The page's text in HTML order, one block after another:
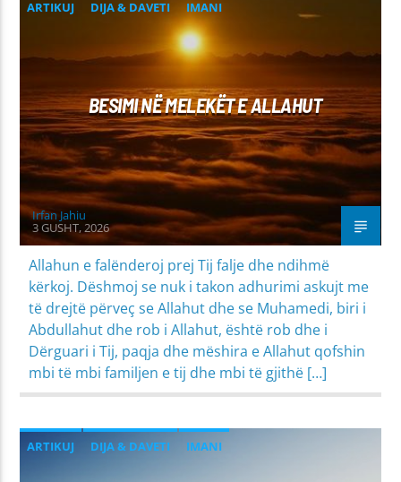
ARTIKUJ DIJA & DAVETI IMANI
BESIMI NË MELEKËT E ALLAHUT
Irfan Jahiu
3 GUSHT, 2026
Allahun e falënderoj prej Tij falje dhe ndihmë
kërkoj. Dëshmoj se nuk i takon adhurimi askujt me
të drejtë përveç se Allahut dhe se Muhamedi, biri i
Abdullahut dhe rob i Allahut, është rob dhe i
Dërguari i Tij, paqja dhe mëshira e Allahut qofshin
mbi të mbi familjen e tij dhe mbi të gjithë […]
ARTIKUJ DIJA & DAVETI
IMANI